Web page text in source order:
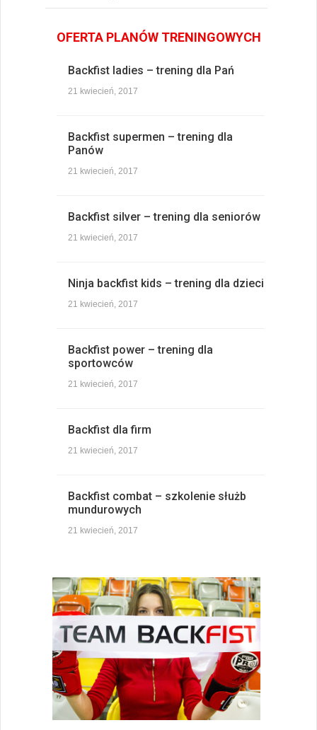
OFERTA PLANÓW TRENINGOWYCH
Backfist ladies – trening dla Pań
21 kwiecień, 2017
Backfist supermen – trening dla
Panów
21 kwiecień, 2017
Backfist silver – trening dla seniorów
21 kwiecień, 2017
Ninja backfist kids – trening dla dzieci
21 kwiecień, 2017
Backfist power – trening dla
sportowców
21 kwiecień, 2017
Backfist dla firm
21 kwiecień, 2017
Backfist combat – szkolenie służb
mundurowych
21 kwiecień, 2017